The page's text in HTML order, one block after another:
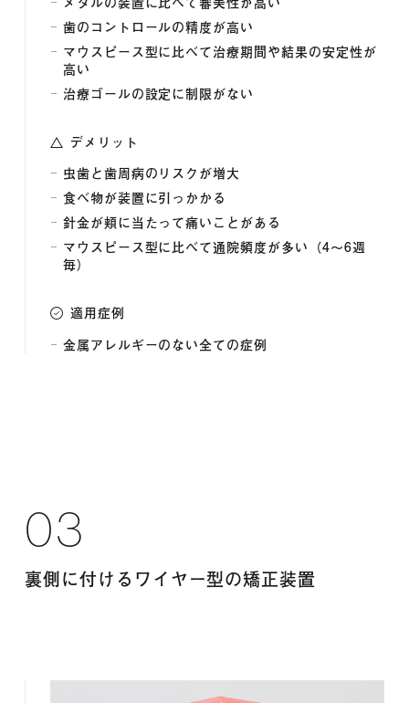
歯のコントロールの精度が高い
マウスピース型に比べて治療期間や結果の安定性が
高い
治療ゴールの設定に制限がない
デメリット
虫歯と歯周病のリスクが増大
食べ物が装置に引っかかる
針金が頬に当たって痛いことがある
マウスピース型に比べて通院頻度が多い（4〜6週
毎）
適用症例
金属アレルギーのない全ての症例
03
裏側に付けるワイヤー型の矯正装置